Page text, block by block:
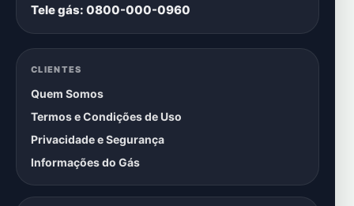
Tele gás: 0800-000-0960
CLIENTES
Quem Somos
Termos e Condições de Uso
Privacidade e Segurança
Informações do Gás